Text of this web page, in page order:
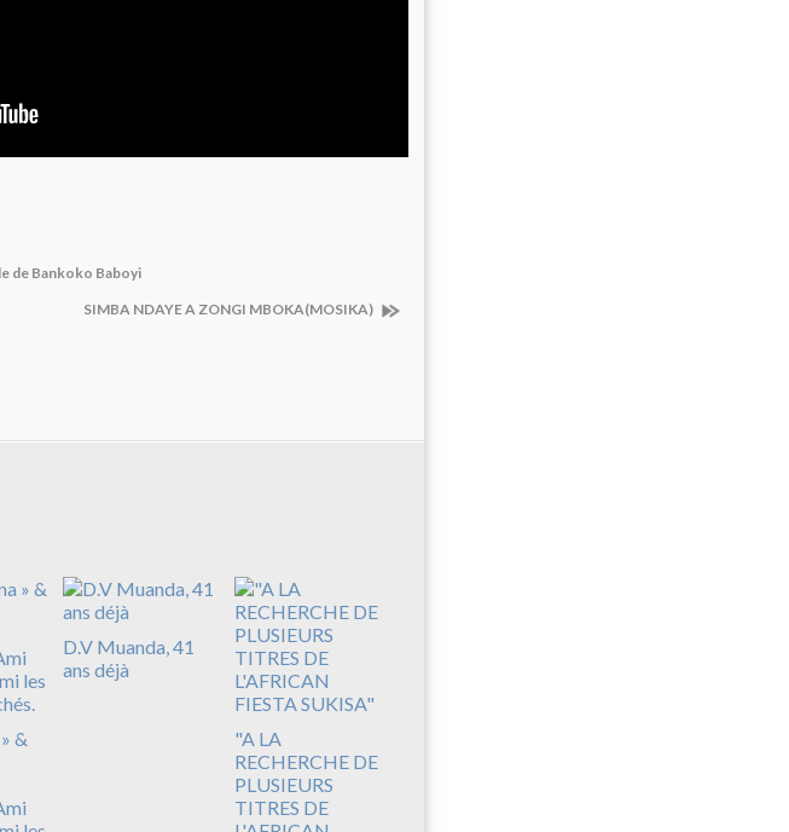
de Bankoko Baboyi
SIMBA NDAYE A ZONGI MBOKA(MOSIKA)
&
D.V Muanda, 41
ans déjà
"A LA
RECHERCHE DE
PLUSIEURS
TITRES DE